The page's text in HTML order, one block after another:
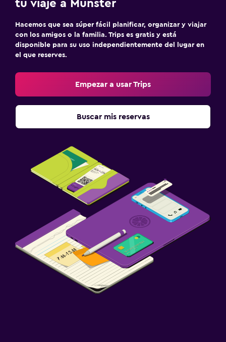
tu viaje a Munster
Hacemos que sea súper fácil planificar, organizar y viajar
con los amigos o la familia. Trips es gratis y está
disponible para su uso independientemente del lugar en
el que reserves.
Empezar a usar Trips
Buscar mis reservas